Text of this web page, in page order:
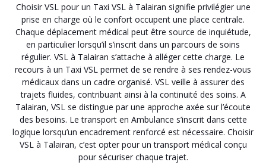
Choisir VSL pour un Taxi VSL à Talairan signifie privilégier une
prise en charge où le confort occupent une place centrale.
Chaque déplacement médical peut être source de inquiétude,
en particulier lorsqu’il s’inscrit dans un parcours de soins
régulier. VSL à Talairan s’attache à alléger cette charge. Le
recours à un Taxi VSL permet de se rendre à ses rendez-vous
médicaux dans un cadre organisé. VSL veille à assurer des
trajets fluides, contribuant ainsi à la continuité des soins. A
Talairan, VSL se distingue par une approche axée sur l’écoute
des besoins. Le transport en Ambulance s’inscrit dans cette
logique lorsqu’un encadrement renforcé est nécessaire. Choisir
VSL à Talairan, c’est opter pour un transport médical conçu
pour sécuriser chaque trajet.